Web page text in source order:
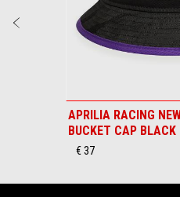
Précédent
APRILIA RACING
BUCKET CAP BLACK
€ 37